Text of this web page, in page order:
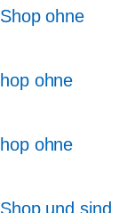
ohne
ohne
ohne
und sind